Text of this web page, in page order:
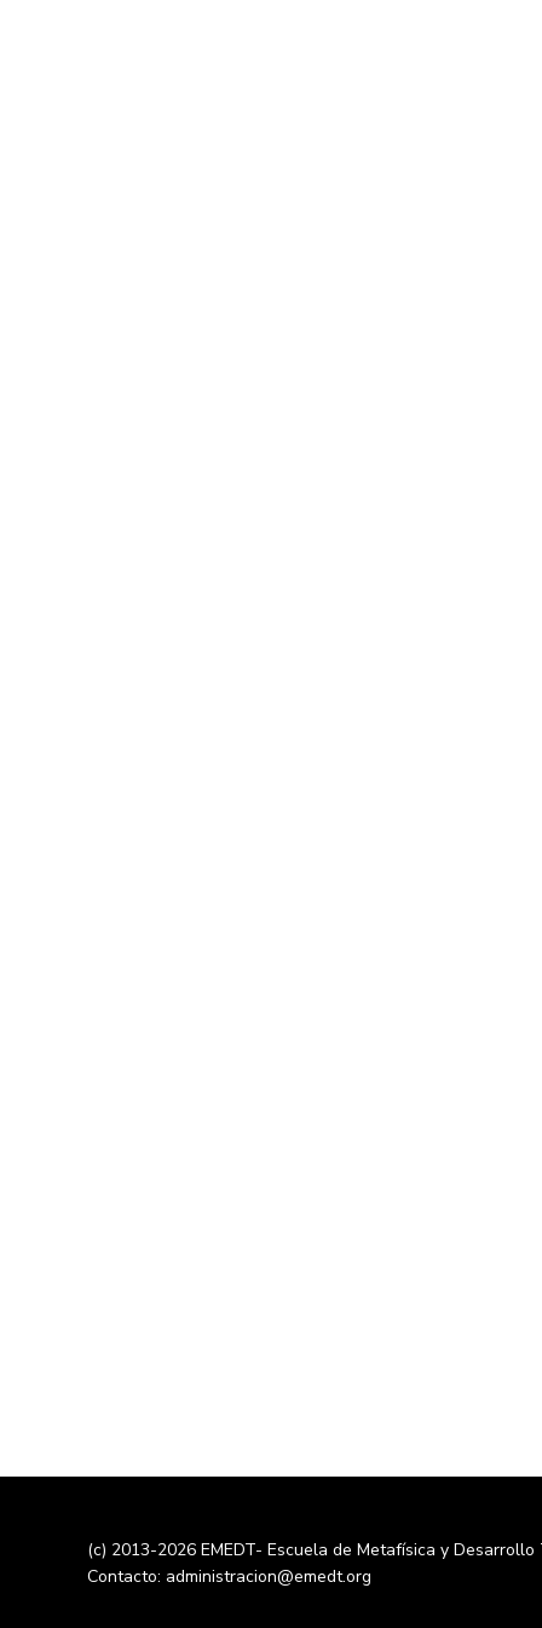
(c) 2013-2026 EMEDT- Escuela de Metafísica y
Contacto: administracion@emedt.org